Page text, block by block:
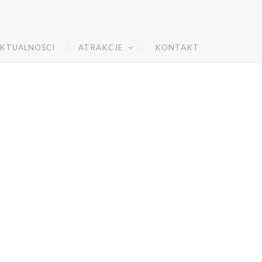
ATRAKCJE KONTAKT